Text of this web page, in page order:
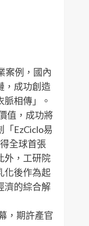
案例，國內
，成功創造
相傳」。
值，成功將
EzCiclo易
全球首張
外，工研院
化後作為起
濟的綜合解
，期許產官